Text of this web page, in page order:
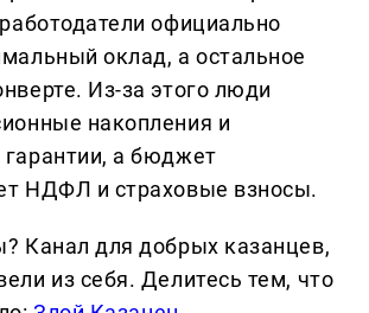
официально
оклад, а остальное
Из-за этого люди
накопления и
а бюджет
НДФЛ и страховые взносы.
Канал для добрых казанцев,
из себя. Делитеcь тем, что